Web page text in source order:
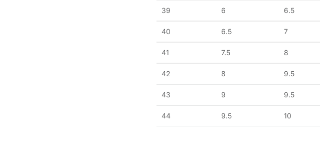
39 6 6.5
40 6.5 7
41 7.5 8
42 8 9.5
43 9 9.5
44 9.5 10